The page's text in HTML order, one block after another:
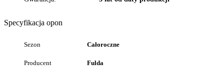
Specyfikacja opon
Sezon Całoroczne
Producent Fulda